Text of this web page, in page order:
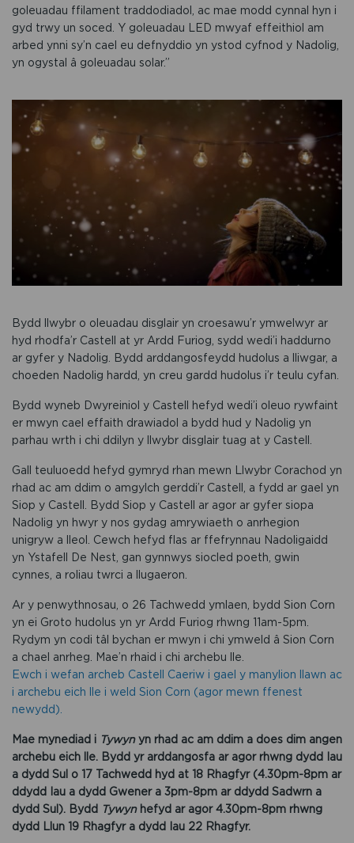
goleuadau ffilament traddodiadol, ac mae modd cynnal hyn i
gyd trwy un soced. Y goleuadau LED mwyaf effeithiol am
arbed ynni sy’n cael eu defnyddio yn ystod cyfnod y Nadolig,
yn ogystal â goleuadau solar.”
Bydd llwybr o oleuadau disglair yn croesawu’r ymwelwyr ar
hyd rhodfa’r Castell at yr Ardd Furiog, sydd wedi’i haddurno
ar gyfer y Nadolig. Bydd arddangosfeydd hudolus a lliwgar, a
choeden Nadolig hardd, yn creu gardd hudolus i’r teulu cyfan.
Bydd wyneb Dwyreiniol y Castell hefyd wedi’i oleuo rywfaint
er mwyn cael effaith drawiadol a bydd hud y Nadolig yn
parhau wrth i chi ddilyn y llwybr disglair tuag at y Castell.
Gall teuluoedd hefyd gymryd rhan mewn Llwybr Corachod yn
rhad ac am ddim o amgylch gerddi’r Castell, a fydd ar gael yn
Siop y Castell. Bydd Siop y Castell ar agor ar gyfer siopa
Nadolig yn hwyr y nos gydag amrywiaeth o anrhegion
unigryw a lleol. Cewch hefyd flas ar ffefrynnau Nadoligaidd
yn Ystafell De Nest, gan gynnwys siocled poeth, gwin
cynnes, a roliau twrci a llugaeron.
Ar y penwythnosau, o 26 Tachwedd ymlaen, bydd Sion Corn
yn ei Groto hudolus yn yr Ardd Furiog rhwng 11am-5pm.
Rydym yn codi tâl bychan er mwyn i chi ymweld â Sion Corn
a chael anrheg. Mae’n rhaid i chi archebu lle.
Ewch i wefan archeb Castell Caeriw i gael y manylion llawn ac
i archebu eich lle i weld Sion Corn (agor mewn ffenest
newydd).
Mae mynediad i Tywynyn rhad ac am ddim a does dim angen
archebu eich lle. Bydd yr arddangosfa ar agor rhwng dydd Iau
a dydd Sul o 17 Tachwedd hyd at 18 Rhagfyr (4.30pm-8pm ar
ddydd Iau a dydd Gwener a 3pm-8pm ar ddydd Sadwrn a
dydd Sul). Bydd Tywynhefyd ar agor 4.30pm-8pm rhwng
dydd Llun 19 Rhagfyr a dydd Iau 22 Rhagfyr.